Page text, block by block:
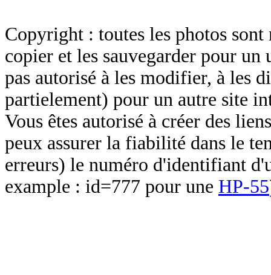
Copyright : toutes les photos sont
copier et les sauvegarder pour un
pas autorisé à les modifier, à les
partielement) pour un autre site
Vous êtes autorisé à créer des
peux assurer la fiabilité dans le
erreurs) le numéro d'identifiant
example : id=777 pour une HP-55